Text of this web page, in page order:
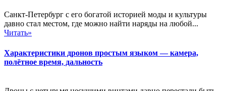
Санкт-Петербург с его богатой историей моды и культуры
давно стал местом, где можно найти наряды на любой...
Читать»
Характеристики дронов простым языком — камера,
полётное время, дальность